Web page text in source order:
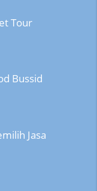
Tour
Bussid
Jasa